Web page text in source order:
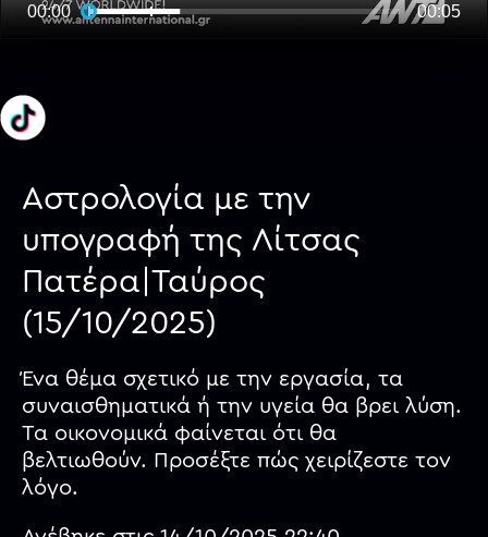
00:00 00:05
Αστρολογία με την
υπογραφή της Λίτσας
Πατέρα|Ταύρος
(15/10/2025)
Ένα θέμα σχετικό με την εργασία, τα
συναισθηματικά ή την υγεία θα βρει λύση.
Τα οικονομικά φαίνεται ότι θα
βελτιωθούν. Προσέξτε πώς χειρίζεστε τον
λόγο.